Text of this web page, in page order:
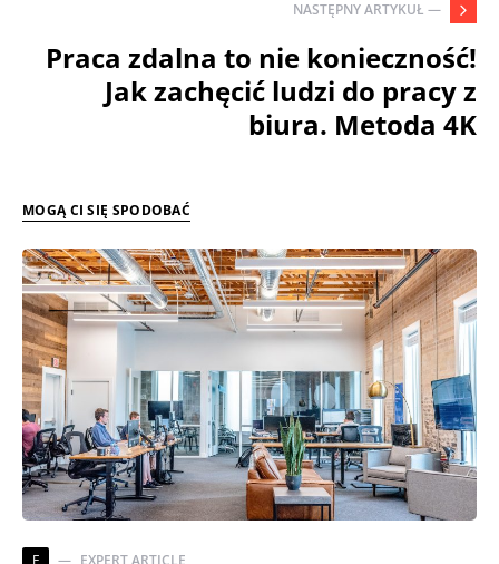
NASTĘPNY ARTYKUŁ —
Praca zdalna to nie konieczność!
Jak zachęcić ludzi do pracy z
biura. Metoda 4K
MOGĄ CI SIĘ SPODOBAĆ